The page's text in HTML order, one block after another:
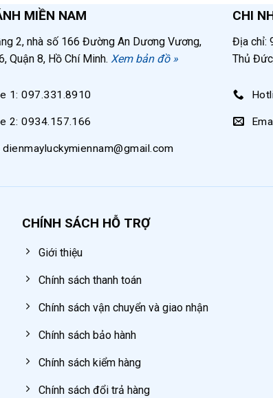
dẫn mỡ
đều đặn
giảm đáng kể và có thể gây rò rỉ mỡ gây lãng phí,
MIỀN NAM
2, nhà số 166 Đường An Dương Vương,
Quận 8, Hồ Chí Minh.Xem bản đồ »
1: 097.331.8910
2: 0934.157.166
dienmayluckymiennam@gmail.com
CHI
Địa chỉ:
Thủ
CHÍNH SÁCH HỖ TRỢ
Giới thiệu
Chính sách thanh toán
Chính sách vận chuyển và giao nhận
Chính sách bảo hành
Chính sách kiểm hàng
Chính sách đổi trả hàng